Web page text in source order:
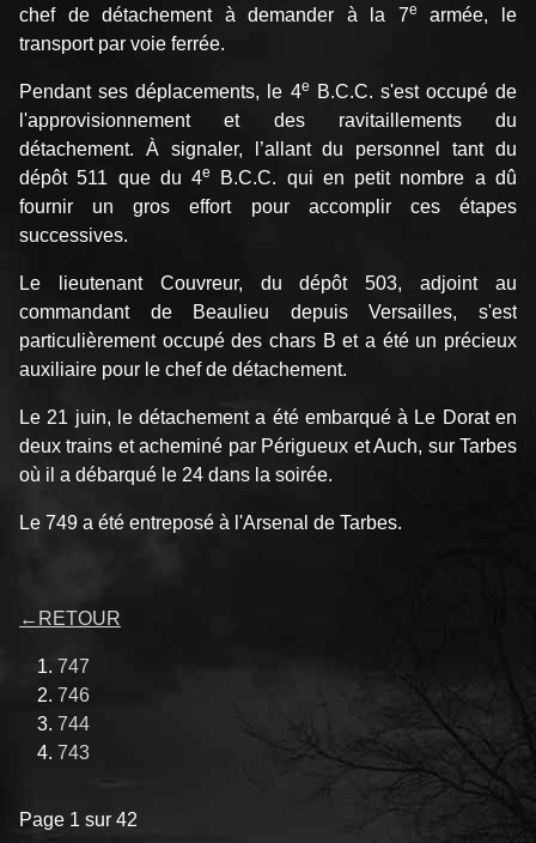
chef de détachement à demander à la 7e
armée, le
transport par voie ferrée.
Pendant ses déplacements, le 4e
B.C.C. s'est occupé de
l'approvisionnement et des ravitaillements du
détachement. À signaler, l’allant du personnel tant du
dépôt 511 que du 4e
B.C.C. qui en petit nombre a dû
fournir un gros effort pour accomplir ces étapes
successives.
Le lieutenant Couvreur, du dépôt 503, adjoint au
commandant de Beaulieu depuis Versailles, s'est
particulièrement occupé des chars B et a été un précieux
auxiliaire pour le chef de détachement.
Le 21 juin, le détachement a été embarqué à Le Dorat en
deux trains et acheminé par Périgueux et Auch, sur Tarbes
où il a débarqué le 24 dans la soirée.
Le 749 a été entreposé à l'Arsenal de Tarbes.
← RETOUR
747
746
744
743
Page 1 sur 42